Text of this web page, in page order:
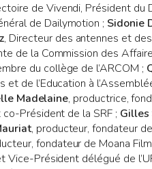
de Vivendi, Président du
de Dailymotion ; Sidonie
, Directeur des antennes et
de la Commission des
du collège de l’ARCOM ;
de l’Education à
Madelaine, productrice,
Président de la SRF ; Gilles
, producteur, fondateur
fondateur de Moana
Président délégué de